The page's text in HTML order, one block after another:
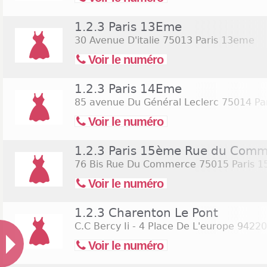
1.2.3 Paris 13Eme
30 Avenue D'italie 75013 Paris 13eme
Voir le numéro
1.2.3 Paris 14Eme
85 avenue Du Général Leclerc 75014
Voir le numéro
1.2.3 Paris 15ème Rue du
76 Bis Rue Du Commerce 75015 Paris
Voir le numéro
1.2.3 Charenton Le Pont
C.C Bercy Ii - 4 Place De L'europe
Voir le numéro